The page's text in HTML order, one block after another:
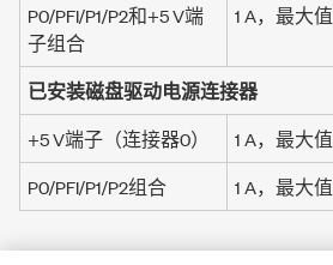
P0/PFI/P1/P2和+5 V端
子组合
1 A，最大值
已安装磁盘驱动电源连接器
+5 V端子（连接器0） 1 A，最大值
P0/PFI/P1/P2组合
1 A，最大值